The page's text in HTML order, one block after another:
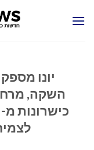
יונו
השקה,